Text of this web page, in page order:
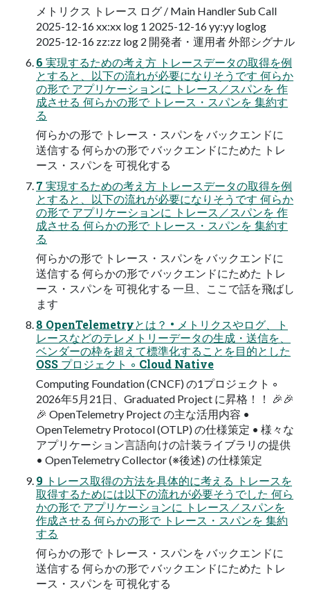
メトリクス トレース ログ / Main Handler Sub Call
2025-12-16 xx:xx log 1 2025-12-16 yy:yy loglog
2025-12-16 zz:zz log 2 開発者・運⽤者 外部シグナル
6 実現するための考え⽅ トレースデータの取得を例
とすると、以下の流れが必要になりそうです 何らか
の形で アプリケーションに トレース／スパンを 作
成させる 何らかの形で トレース・スパンを 集約す
る
何らかの形で トレース・スパンを バックエンドに
送信する 何らかの形で バックエンドにためた トレ
ース・スパンを 可視化する
7 実現するための考え⽅ トレースデータの取得を例
とすると、以下の流れが必要になりそうです 何らか
の形で アプリケーションに トレース／スパンを 作
成させる 何らかの形で トレース・スパンを 集約す
る
何らかの形で トレース・スパンを バックエンドに
送信する 何らかの形で バックエンドにためた トレ
ース・スパンを 可視化する ⼀旦、ここで話を⾶ばし
ます
8 OpenTelemetryとは？ • メトリクスやログ、ト
レースなどのテレメトリーデータの⽣成・送信を、
ベンダーの枠を超えて標準化することを⽬的とした
OSS プロジェクト ◦ Cloud Native
Computing Foundation (CNCF) の1プロジェクト ◦
2026年5⽉21⽇、Graduated Project に昇格！！ 🎉🎉
🎉 OpenTelemetry Project の主な活⽤内容 •
OpenTelemetry Protocol (OTLP) の仕様策定 • 様々な
アプリケーション⾔語向けの計装ライブラリの提供
• OpenTelemetry Collector (※後述) の仕様策定
9 トレース取得の⽅法を具体的に考える トレースを
取得するためには以下の流れが必要そうでした 何ら
かの形で アプリケーションに トレース／スパンを
作成させる 何らかの形で トレース・スパンを 集約
する
何らかの形で トレース・スパンを バックエンドに
送信する 何らかの形で バックエンドにためた トレ
ース・スパンを 可視化する